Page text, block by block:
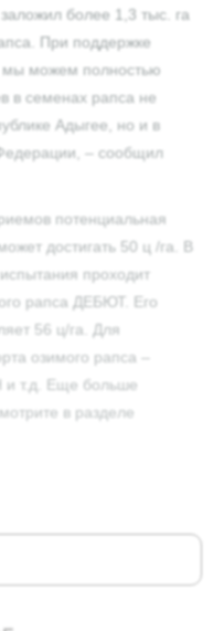
более 1,3 тыс. га
При поддержке
мы можем полностью
в семенах рапса не
Адыгее, но и в
– сообщил
потенциальная
достигать 50 ц /га. В
проходит
рапса ДЕБЮТ. Его
56 ц/га. Для
озимого рапса –
т.д. Еще больше
в разделе